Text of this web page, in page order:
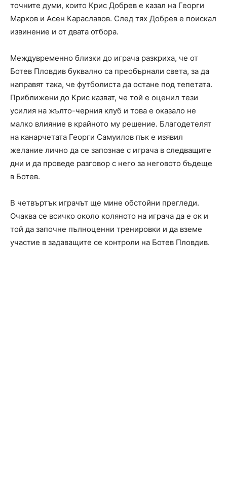
точните думи, които Крис Добрев е казал на Георги
Марков и Асен Караславов. След тях Добрев е поискал
извинение и от двата отбора.
Междувременно близки до играча разкриха, че от
Ботев Пловдив буквално са преобърнали света, за да
направят така, че футболиста да остане под тепетата.
Приближени до Крис казват, че той е оценил тези
усилия на жълто-черния клуб и това е оказало не
малко влияние в крайното му решение. Благодетелят
на канарчетата Георги Самуилов пък е изявил
желание лично да се запознае с играча в следващите
дни и да проведе разговор с него за неговото бъдеще
в Ботев.
В четвъртък играчът ще мине обстойни прегледи.
Очаква се всичко около коляното на играча да е ок и
той да започне пълноценни тренировки и да вземе
участие в задаващите се контроли на Ботев Пловдив.